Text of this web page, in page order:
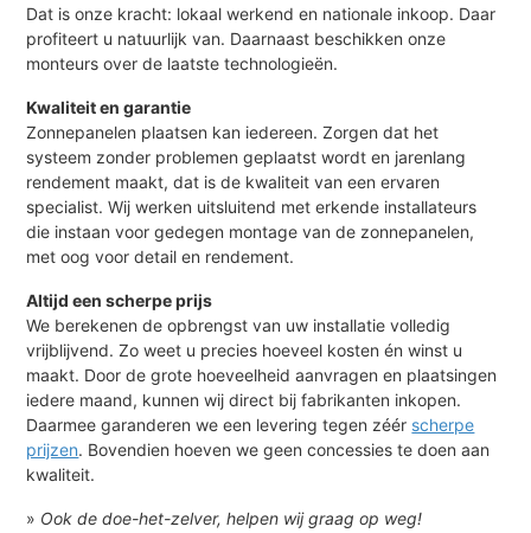
Dat is onze kracht: lokaal werkend en nationale inkoop. Daar
profiteert u natuurlijk van. Daarnaast beschikken onze
monteurs over de laatste technologieën.
Kwaliteit en garantie
Zonnepanelen plaatsen kan iedereen. Zorgen dat het
systeem zonder problemen geplaatst wordt en jarenlang
rendement maakt, dat is de kwaliteit van een ervaren
specialist. Wij werken uitsluitend met erkende installateurs
die instaan voor gedegen montage van de zonnepanelen,
met oog voor detail en rendement.
Altijd een scherpe prijs
We berekenen de opbrengst van uw installatie volledig
vrijblijvend. Zo weet u precies hoeveel kosten én winst u
maakt. Door de grote hoeveelheid aanvragen en plaatsingen
iedere maand, kunnen wij direct bij fabrikanten inkopen.
Daarmee garanderen we een levering tegen zéér scherpe
prijzen. Bovendien hoeven we geen concessies te doen aan
kwaliteit.
» Ook de doe-het-zelver, helpen wij graag op weg!